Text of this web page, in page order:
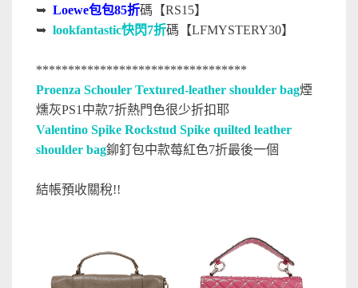
➥ Loewe包包85折碼【RS15】
➥ lookfantastic快閃7折碼【LFMYSTERY30】
*********************************
Proenza Schouler Textured-leather shoulder bag煙
燻灰PS1中款7折熱門色很少折扣耶
Valentino Spike Rockstud Spike quilted leather
shoulder bag鉚釘包中款莓紅色7折最後一個
結帳預收關稅!!